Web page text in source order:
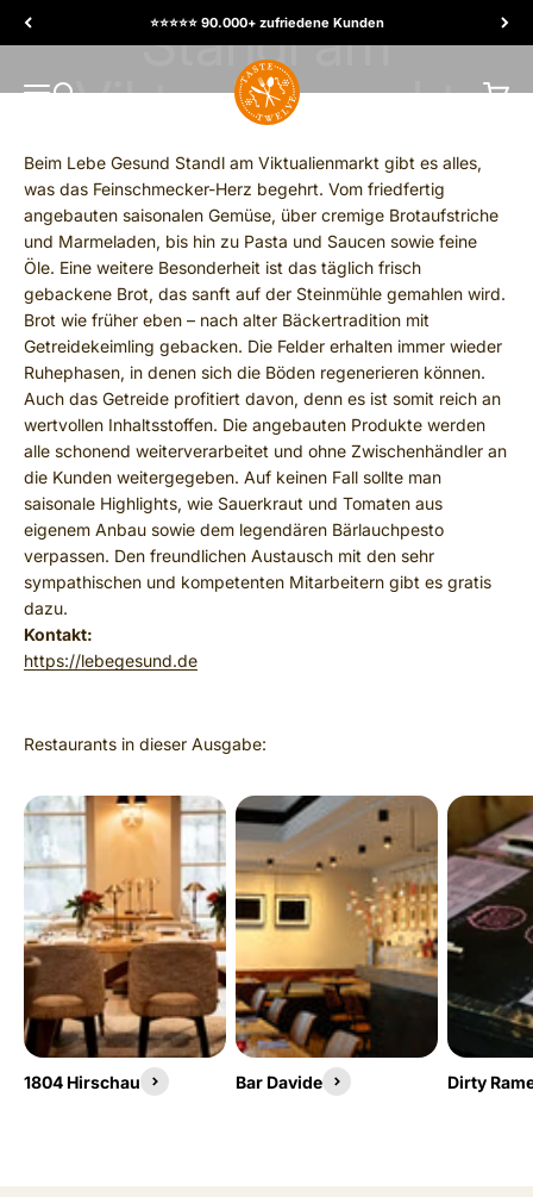
⭐️⭐️⭐️⭐️⭐️ 90.000+ zufriedene Kunden
MENÚ
Buscar
TasteTwelve
Carrito
Beim Lebe Gesund Standl am Viktualienmarkt gibt es alles,
was das Feinschmecker-Herz begehrt. Vom friedfertig
angebauten saisonalen Gemüse, über cremige Brotaufstriche
und Marmeladen, bis hin zu Pasta und Saucen sowie feine
Öle. Eine weitere Besonderheit ist das täglich frisch
gebackene Brot, das sanft auf der Steinmühle gemahlen wird.
Brot wie früher eben – nach alter Bäckertradition mit
Getreidekeimling gebacken. Die Felder erhalten immer wieder
Ruhephasen, in denen sich die Böden regenerieren können.
Auch das Getreide profitiert davon, denn es ist somit reich an
wertvollen Inhaltsstoffen. Die angebauten Produkte werden
alle schonend weiterverarbeitet und ohne Zwischenhändler an
die Kunden weitergegeben. Auf keinen Fall sollte man
saisonale Highlights, wie Sauerkraut und Tomaten aus
eigenem Anbau sowie dem legendären Bärlauchpesto
verpassen. Den freundlichen Austausch mit den sehr
sympathischen und kompetenten Mitarbeitern gibt es gratis
dazu.
Kontakt:
https://lebegesund.de
1804 Hirschau Bar Davide Dirty